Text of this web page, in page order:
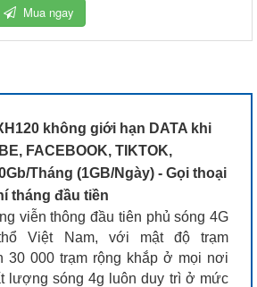
Mua ngay
không giới hạn DATA khi
FACEBOOK, TIKTOK,
Tháng (1GB/Ngày) - Gọi thoại
tháng đầu tiền
viễn thông đầu tiên phủ sóng 4G
Việt Nam, với mật độ trạm
30 000 trạm rộng khắp ở mọi nơi
lượng sóng 4g luôn duy trì ở mức